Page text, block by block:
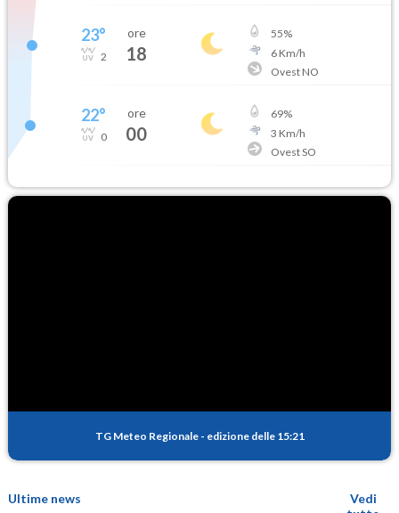
23°
2
ore
18
55%
6Km/h
Ovest NO
22°
0
ore
00
69%
3 Km/h
Ovest SO
TG Meteo Regionale - edizione delle 15:21
Ultime news
Vedi